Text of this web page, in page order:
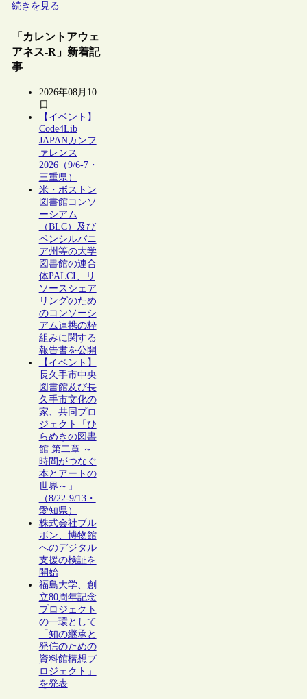
続きを見る
「カレントアウェ
アネス-R」新着記
事
2026年08月10
日
【イベント】
Code4Lib
JAPANカンフ
ァレンス
2026（9/6-7・
三重県）
米・ボストン
図書館コンソ
ーシアム
（BLC）及び
ペンシルバニ
ア州等の大学
図書館の連合
体PALCI、リ
ソースシェア
リングのため
のコンソーシ
アム連携の枠
組みに関する
報告書を公開
【イベント】
長久手市中央
図書館及び長
久手市文化の
家、共同プロ
ジェクト「ひ
らめきの図書
館 第二章 ～
時間がつなぐ
本とアートの
世界～」
（8/22-9/13・
愛知県）
株式会社ブル
ボン、博物館
へのデジタル
支援の検証を
開始
福島大学、創
立80周年記念
プロジェクト
の一環として
「知の継承と
発信のための
資料館構想プ
ロジェクト」
を発表